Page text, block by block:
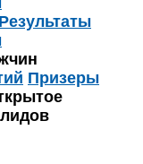
Результаты
Призеры